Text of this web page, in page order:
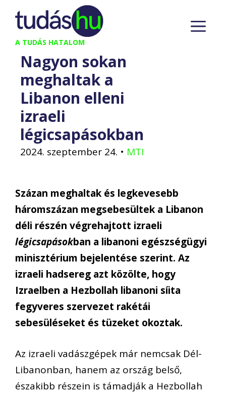
Kilépés
tartalomba
A TUDÁS HATALOM
Nagyon sokan
meghaltak a
Libanon elleni
izraeli
légicsapásokban
2024. szeptember 24. • MTI
Százan meghaltak és legkevesebb
háromszázan megsebesültek a Libanon
déli részén végrehajtott izraeli
légicsapásokban a libanoni egészségügyi
minisztérium bejelentése szerint. Az
izraeli hadsereg azt közölte, hogy
Izraelben a Hezbollah libanoni síita
fegyveres szervezet rakétái
sebesüléseket és tüzeket okoztak.
Az izraeli vadászgépek már nemcsak Dél-
Libanonban, hanem az ország belső,
északibb részein is támadják a Hezbollah